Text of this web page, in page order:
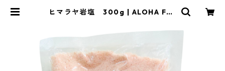
ヒマラヤ岩塩 300g | ALOHA FAR